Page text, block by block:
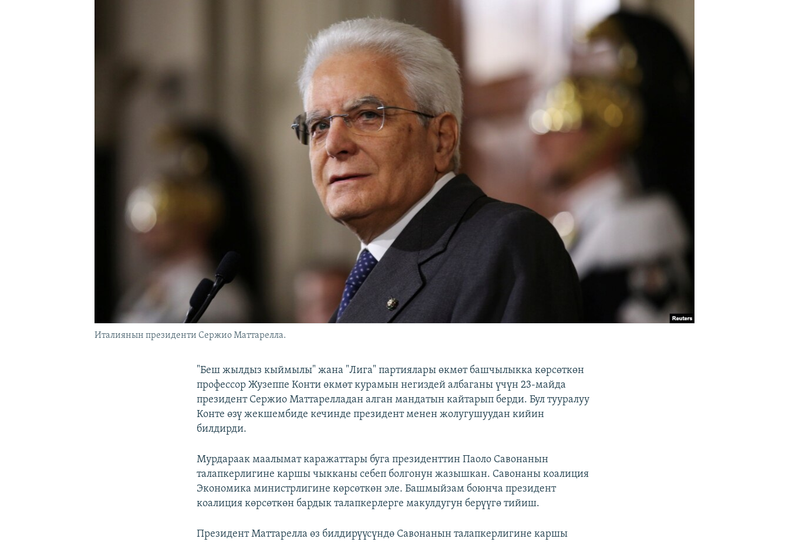
Италиянын президенти Сержио Маттарелла.
"Беш жылдыз кыймылы" жана "Лига" партиялары өкмөт башчылыкка көрсөткөн
профессор Жузеппе Конти өкмөт курамын негиздей албаганы үчүн 23-майда
президент Сержио Маттарелладан алган мандатын кайтарып берди. Бул тууралуу
Конте өзү жекшембиде кечинде президент менен жолугушуудан кийин
билдирди.
Мурдараак маалымат каражаттары буга президенттин Паоло Савонанын
талапкерлигине каршы чыкканы себеп болгонун жазышкан. Савонаны коалиция
Экономика министрлигине көрсөткөн эле. Башмыйзам боюнча президент
коалиция көрсөткөн бардык талапкерлерге макулдугун берүүгө тийиш.
Президент Маттарелла өз билдирүүсүндө Савонанын талапкерлигине каршы